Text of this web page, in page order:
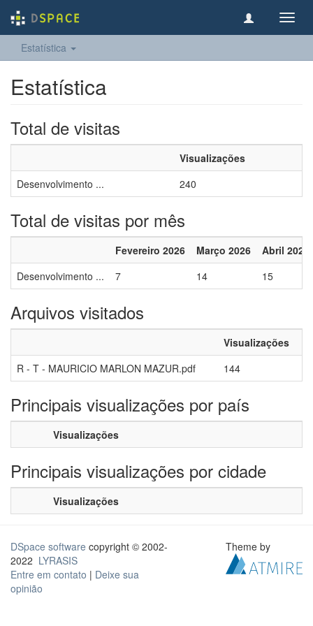
Estatística
Estatística
Total de visitas
Visualizações
Desenvolvimento ...
240
Total de visitas por mês
Fevereiro 2026 Março 2026
Abril 2026
Desenvolvimento ...
7 14 15
Arquivos visitados
Visualizações
R - T - MAURICIO MARLON MAZUR.pdf
144
Principais visualizações por país
Visualizações
Principais visualizações por cidade
Visualizações
DSpace software copyright © 2002-
2022 LYRASIS
Entre em contato | Deixe sua
opinião
Theme by